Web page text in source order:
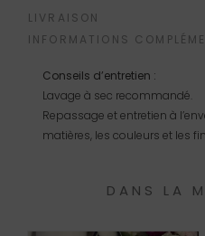
LIVRAISON
INFORMATIONS
Conseils d’entretien :
Lavage à sec recommandé.
Repassage et entretien à
matières, les couleurs et les
DANS LA